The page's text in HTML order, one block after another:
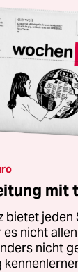
mit
bietet jeden
nicht
nicht